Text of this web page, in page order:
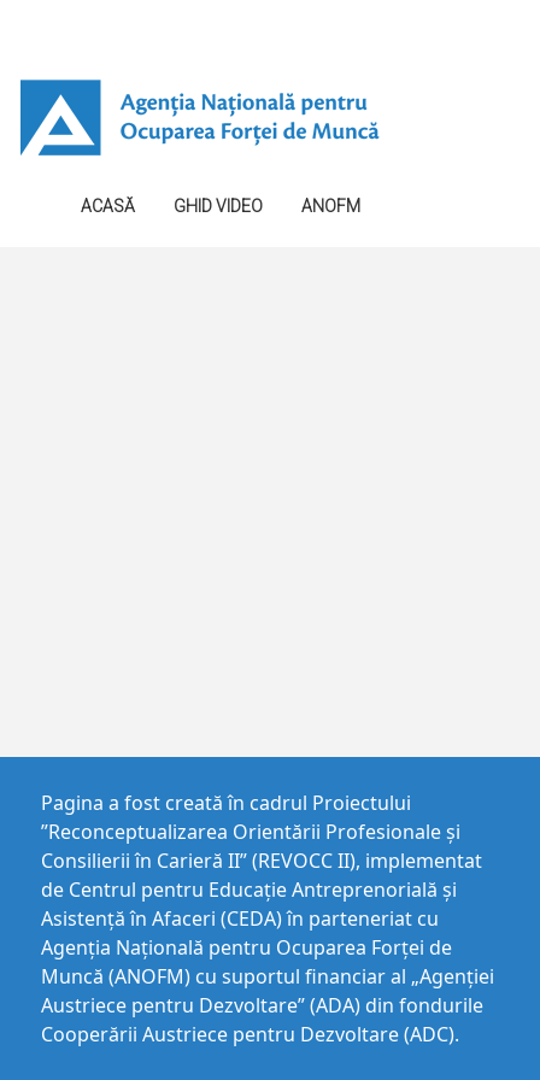
ACASĂ GHID VIDEO ANOFM
Pagina a fost creată în cadrul Proiectului
”Reconceptualizarea Orientării Profesionale și
Consilierii în Carieră II” (REVOCC II), implementat
de Centrul pentru Educaţie Antreprenorială şi
Asistenţă în Afaceri (CEDA) în parteneriat cu
Agenția Națională pentru Ocuparea Forței de
Muncă (ANOFM) cu suportul financiar al „Agenției
Austriece pentru Dezvoltare” (ADA) din fondurile
Cooperării Austriece pentru Dezvoltare (ADC).